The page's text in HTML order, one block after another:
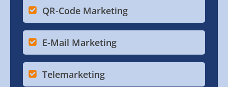
QR-Code Marketing
E-Mail Marketing
Telemarketing